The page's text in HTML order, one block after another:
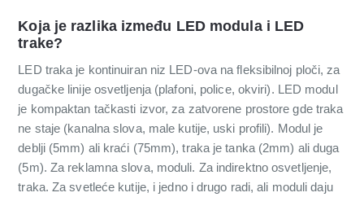
Koja je razlika između LED modula i LED
trake?
LED traka je kontinuiran niz LED-ova na fleksibilnoj ploči, za
dugačke linije osvetljenja (plafoni, police, okviri). LED modul
je kompaktan tačkasti izvor, za zatvorene prostore gde traka
ne staje (kanalna slova, male kutije, uski profili). Modul je
deblji (5mm) ali kraći (75mm), traka je tanka (2mm) ali duga
(5m). Za reklamna slova, moduli. Za indirektno osvetljenje,
traka. Za svetleće kutije, i jedno i drugo radi, ali moduli daju